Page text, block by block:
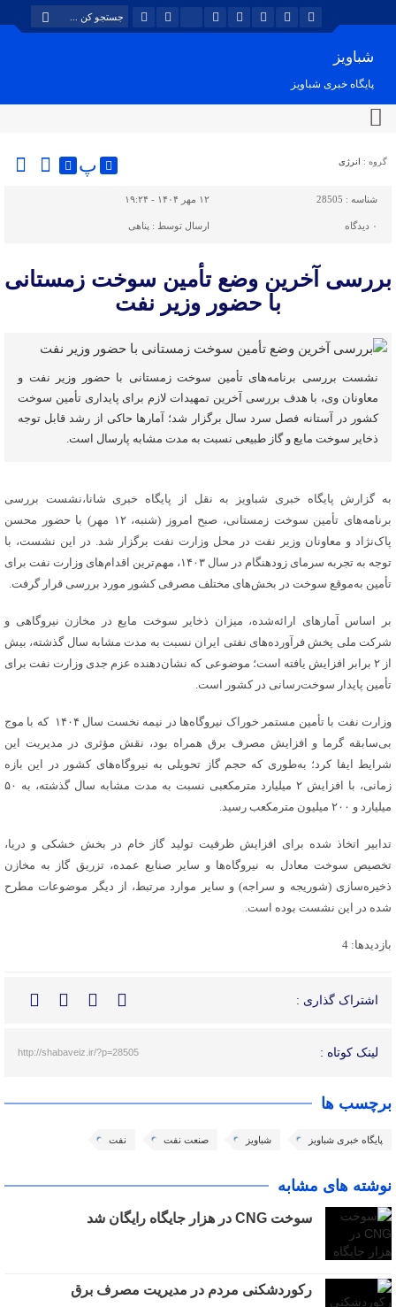
شباویز
پایگاه خبری شباویز
گروه : انرژی پ
شناسه : 28505 ۱۲ مهر ۱۴۰۴ - ۱۹:۲۴
۰ دیدگاه ارسال توسط : پناهی
بررسی آخرین وضع تأمین سوخت زمستانی
با حضور وزیر نفت
نشست بررسی برنامه‌های تأمین سوخت زمستانی با حضور وزیر نفت و
معاونان وی، با هدف بررسی آخرین تمهیدات لازم برای پایداری تأمین سوخت
کشور در آستانه فصل سرد سال برگزار شد؛ آمارها حاکی از رشد قابل توجه
ذخایر سوخت مایع و گاز طبیعی نسبت به مدت مشابه پارسال است.
به گزارش پایگاه خبری شباویز به نقل از پایگاه خبری شانا،نشست بررسی
برنامه‌های تأمین سوخت زمستانی، صبح امروز (شنبه، ۱۲ مهر) با حضور محسن
پاک‌نژاد و معاونان وزیر نفت در محل وزارت نفت برگزار شد. در این نشست، با
توجه به تجربه سرمای زودهنگام در سال ۱۴۰۳، مهم‌ترین اقدام‌های وزارت نفت برای
تأمین به‌موقع سوخت در بخش‌های مختلف مصرفی کشور مورد بررسی قرار گرفت.
بر اساس آمارهای ارائه‌شده، میزان ذخایر سوخت مایع در مخازن نیروگاهی و
شرکت ملی پخش فرآورده‌های نفتی ایران نسبت به مدت مشابه سال گذشته، بیش
از ۲ برابر افزایش یافته است؛ موضوعی که نشان‌دهنده عزم جدی وزارت نفت برای
تأمین پایدار سوخت‌رسانی در کشور است.
وزارت نفت با تأمین مستمر خوراک نیروگاه‌ها در نیمه نخست سال ۱۴۰۴ که با موج
بی‌سابقه گرما و افزایش مصرف برق همراه بود، نقش مؤثری در مدیریت این
شرایط ایفا کرد؛ به‌طوری که حجم گاز تحویلی به نیروگاه‌های کشور در این بازه
زمانی، با افزایش ۲ میلیارد مترمکعبی نسبت به مدت مشابه سال گذشته، به ۵۰
میلیارد و ۲۰۰ میلیون مترمکعب رسید.
تدابیر اتخاذ شده برای افزایش ظرفیت تولید گاز خام در بخش خشکی و دریا،
تخصیص سوخت معادل به نیروگاه‌ها و سایر صنایع عمده، تزریق گاز به مخازن
ذخیره‌سازی (شوریجه و سراجه) و سایر موارد مرتبط، از دیگر موضوعات مطرح
شده در این نشست بوده است.
بازدیدها: 4
اشتراک گذاری :
لینک کوتاه : http://shabaveiz.ir/?p=28505
برچسب ها
پایگاه خبری شباویز شباویز صنعت نفت نفت
نوشته های مشابه
سوخت CNG در هزار جایگاه رایگان شد
رکوردشکنی مردم در مدیریت مصرف برق